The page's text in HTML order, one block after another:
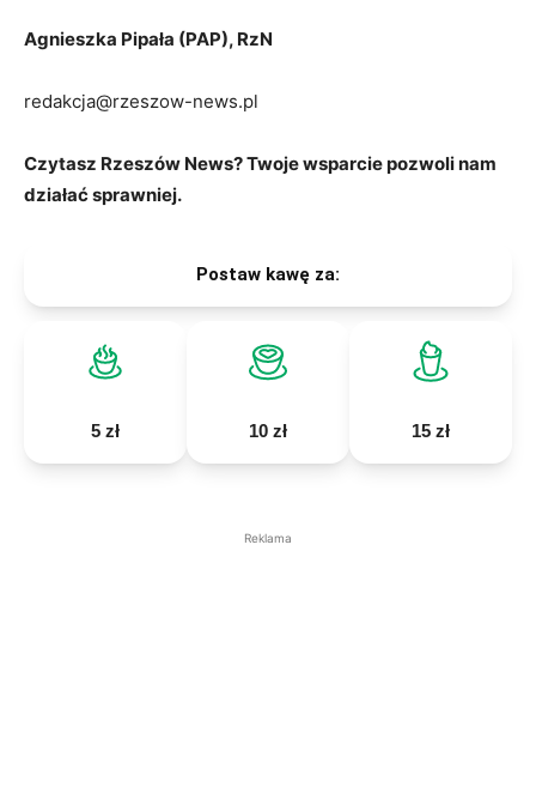
Agnieszka Pipała (PAP), RzN
redakcja@rzeszow-news.pl
Czytasz Rzeszów News? Twoje wsparcie pozwoli nam
działać sprawniej.
Postaw kawę za:
5 zł 10 zł 15 zł
Reklama